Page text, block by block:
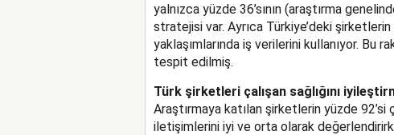
yalnızca yüzde 36’sının (araştırma
stratejisi var. Ayrıca Türkiye’deki
yaklaşımlarında iş verilerini kullanıyor. Bu
tespit edilmiş.
Türk şirketleri çalışan sağlığını
Araştırmaya katılan şirketlerin yüzde 92’si
iletişimlerini iyi ve orta olarak